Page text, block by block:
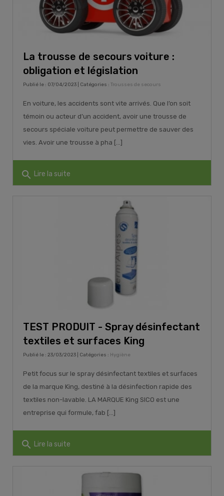
La trousse de secours voiture :
obligation et législation
Publié le : 07/04/2023 | Catégories : Trousses de secours
En voiture, les accidents sont vite arrivés. Que l’on soit
témoin ou acteur d’un accident, avoir une trousse de
secours spéciale voiture peut permettre de sauver des
vies. Avoir une trousse à pha [...]
search Lire la suite
TEST PRODUIT - Spray désinfectant
textiles et surfaces King
Publié le : 23/03/2023 | Catégories : Hygiène
Petit focus sur le spray désinfectant textiles et surfaces
de la marque King, destiné à la désinfection rapide des
textiles non-lavable. LA MARQUE King SICO est une
entreprise qui formule, fab [...]
search Lire la suite